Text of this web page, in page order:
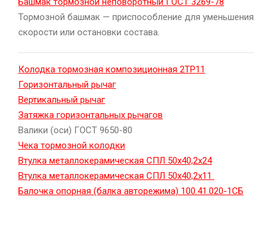
Тормозной башмак — приспособление для уменьшения
скорости или остановки состава.
Колодка тормозная композиционная 2ТР11
Горизонтальный рычаг
Вертикальный рычаг
Затяжка горизонтальных рычагов
Валики (оси) ГОСТ 9650-80
Чека тормозной колодки
Втулка металлокерамическая СПЛ 50х40,2х24
Втулка металлокерамическая СПЛ 50х40,2х11
Балочка опорная (балка авторежима) 100.41.020-1СБ